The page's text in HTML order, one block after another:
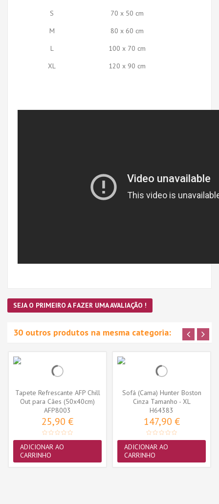
S
70 x 50 cm
M
80 x 60 cm
L
100 x 70 cm
XL
120 x 90 cm
SEJA O PRIMEIRO A FAZER UMA AVALIAÇÃO !
30 outros produtos na mesma categoria:
Tapete Refrescante AFP Chill
Out para Cães (50x40cm)
AFP8003
25,90 €
ADICIONAR AO
CARRINHO
Sofá (Cama) Hunter Boston
Cinza Tamanho - XL
H64383
147,90 €
ADICIONAR AO
CARRINHO